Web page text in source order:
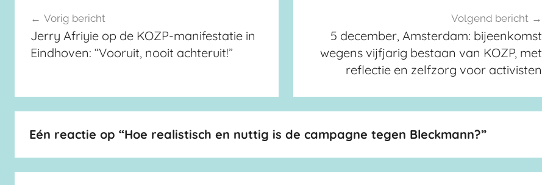
Berichtnavigatie
Vorig bericht
Jerry Afriyie op de KOZP-manifestatie in
Eindhoven: “Vooruit, nooit achteruit!”
Volgend bericht
5 december, Amsterdam: bijeenkomst
wegens vijfjarig bestaan van KOZP, met
reflectie en zelfzorg voor activisten
Eén reactie op “Hoe realistisch en nuttig is de campagne tegen Bleckmann?”